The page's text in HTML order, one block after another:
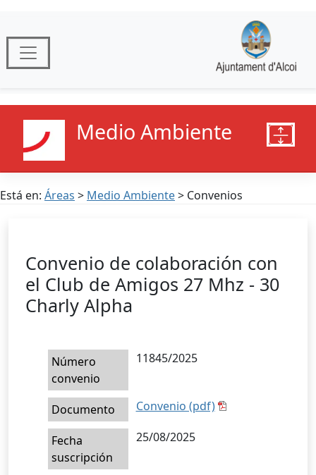
Medio Ambiente
Está en: Áreas > Medio Ambiente> Convenios
Convenio de colaboración con
el Club de Amigos 27 Mhz - 30
Charly Alpha
Número
convenio
11845/2025
Documento Convenio (pdf)
Fecha
suscripción
25/08/2025